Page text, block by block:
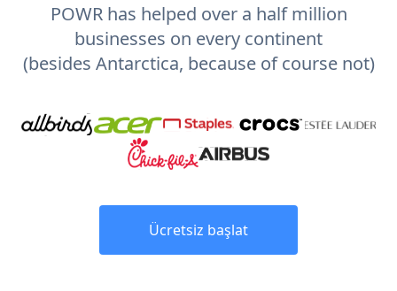
POWR has helped over a half million
businesses on every continent
(besides Antarctica, because of course not)
Ücretsiz başlat